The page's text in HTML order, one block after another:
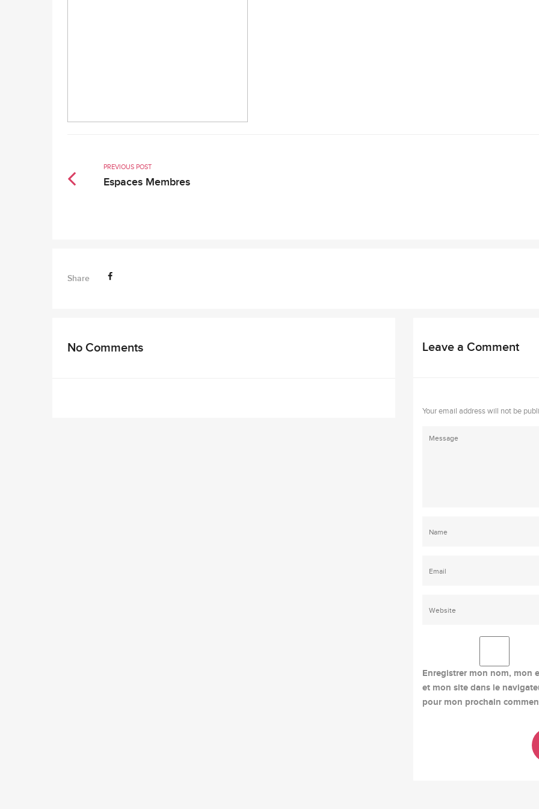
PREVIOUS POST
Espaces Membres
Share
No Comments Leave a Comment
Your email address will not be
Enregistrer mon nom, mon
et mon site dans le
pour mon prochain